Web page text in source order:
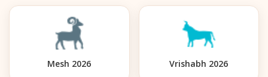
Mesh 2026 Vrishabh 2026